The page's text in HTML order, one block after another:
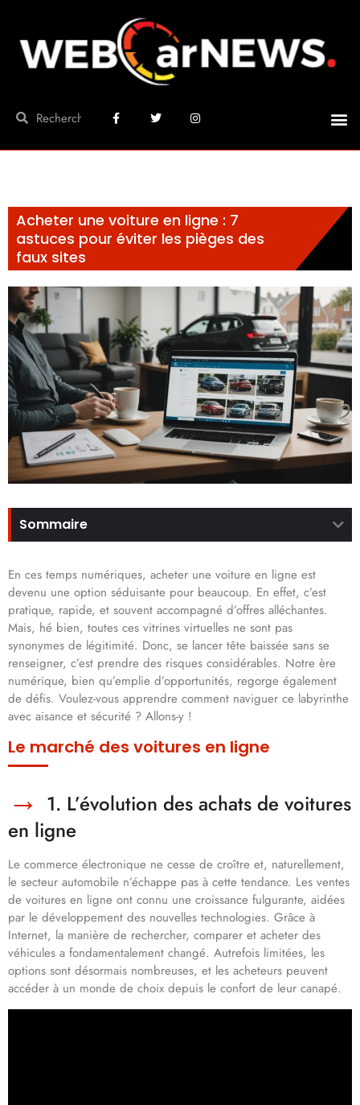
Acheter une voiture en ligne : 7
astuces pour éviter les pièges des
faux sites
Sommaire
En ces temps numériques, acheter une voiture en ligne est
devenu une option séduisante pour beaucoup. En effet, c’est
pratique, rapide, et souvent accompagné d’offres alléchantes.
Mais, hé bien, toutes ces vitrines virtuelles ne sont pas
synonymes de légitimité. Donc, se lancer tête baissée sans se
renseigner, c’est prendre des risques considérables. Notre ère
numérique, bien qu’emplie d’opportunités, regorge également
de défis. Voulez-vous apprendre comment naviguer ce labyrinthe
avec aisance et sécurité ? Allons-y !
Le marché des voitures en ligne
1. L’évolution des achats de voitures
en ligne
Le commerce électronique ne cesse de croître et, naturellement,
le secteur automobile n’échappe pas à cette tendance. Les ventes
de voitures en ligne ont connu une croissance fulgurante, aidées
par le développement des nouvelles technologies. Grâce à
Internet, la manière de rechercher, comparer et acheter des
véhicules a fondamentalement changé. Autrefois limitées, les
options sont désormais nombreuses, et les acheteurs peuvent
accéder à un monde de choix depuis le confort de leur canapé.